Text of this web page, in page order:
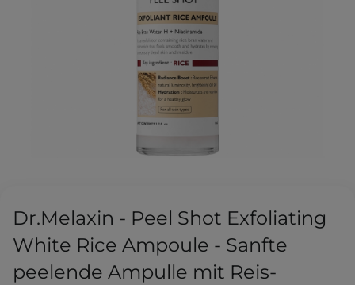
Dr.Melaxin - Peel Shot Exfoliating
White Rice Ampoule - Sanfte
peelende Ampulle mit Reis-